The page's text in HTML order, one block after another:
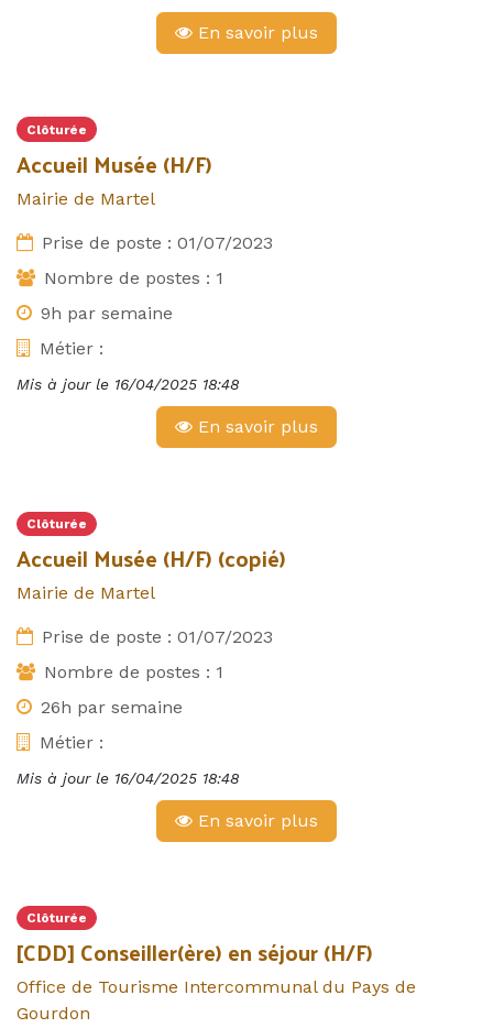
En savoir plus
Clôturée
Accueil Musée (H/F)
Mairie de Martel
Prise de poste : 01/07/2023
Nombre de postes : 1
9h par semaine
Métier :
Mis à jour le 16/04/2025 18:48
En savoir plus
Clôturée
Accueil Musée (H/F) (copié)
Mairie de Martel
Prise de poste : 01/07/2023
Nombre de postes : 1
26h par semaine
Métier :
Mis à jour le 16/04/2025 18:48
En savoir plus
Clôturée
[CDD] Conseiller(ère) en séjour (H/F)
Office de Tourisme Intercommunal du Pays de
Gourdon